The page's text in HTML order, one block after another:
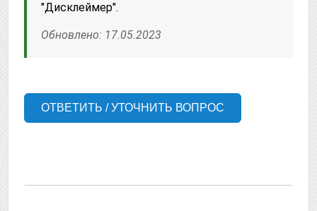
"Дисклеймер".
Обновлено: 17.05.2023
ОТВЕТИТЬ / УТОЧНИТЬ ВОПРОС